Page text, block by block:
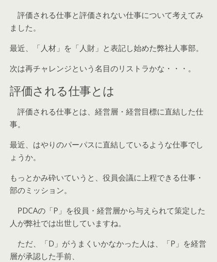
評価される仕事と評価されない仕事について考えてみ
ました。
最近、「人材」を「人財」と表記し始めた弊社人事部。
次は再チャレンジという名目のリストラかな・・・。
評価される仕事とは
評価される仕事とは、経営層・経営目標に直結した仕
事。
最近、はやりのパーパスに直結しているような仕事でし
ょうか。
もっとかみ砕いていうと、役員会議に上程できる仕事・
部のミッション。
PDCAの「P」を役員・経営層から与えられて策定した
人が弊社では出世していますね。
ただ、「D」がうまくいかなかった人は、「P」を経営
層が承認した手前、